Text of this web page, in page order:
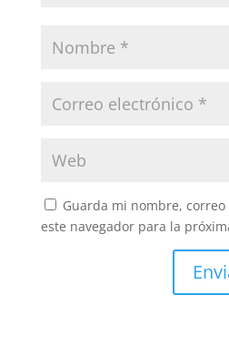
Guarda mi nombre,
este navegador para la